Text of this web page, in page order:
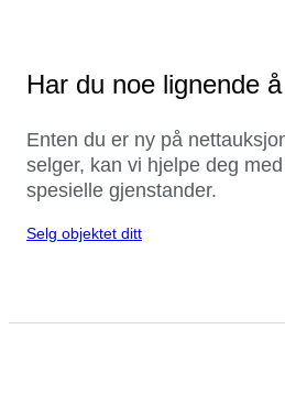
Har du noe lignende
Enten du er ny på
selger, kan vi hjelpe deg
spesielle gjenstander.
Selg objektet ditt